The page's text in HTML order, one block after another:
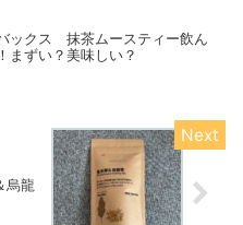
ックス 抹茶ムースティー飲ん
まずい？美味しい？
烏龍